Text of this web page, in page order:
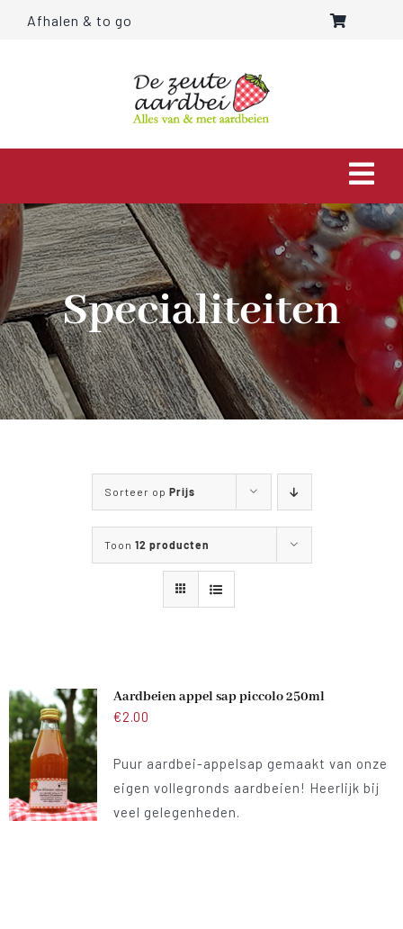
Afhalen & to go
HOME
OVER ONS
AARDBEIEN
WANDELEN & FIETSEN
CONTACT
Specialiteiten
Sorteer op Prijs
Toon 12 producten
Aardbeien appel sap piccolo 250ml
€2.00
Puur aardbei-appelsap gemaakt van onze
eigen vollegronds aardbeien! Heerlijk bij
veel gelegenheden.